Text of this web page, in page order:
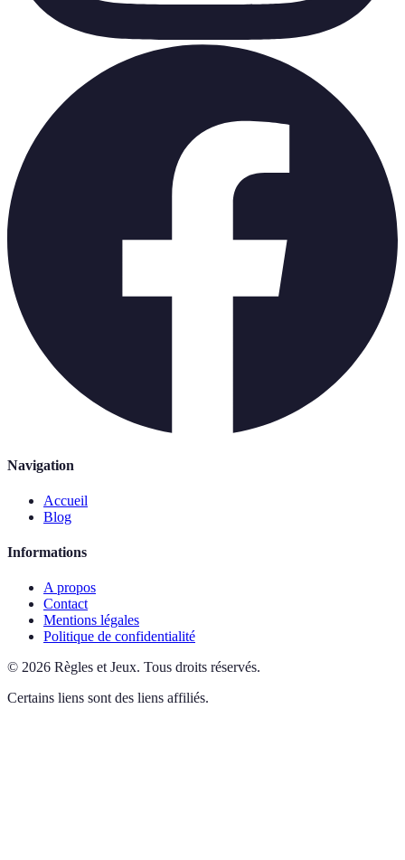
Navigation
Accueil
Blog
Informations
A propos
Contact
Mentions légales
Politique de confidentialité
© 2026 Règles et Jeux. Tous droits réservés.
Certains liens sont des liens affiliés.